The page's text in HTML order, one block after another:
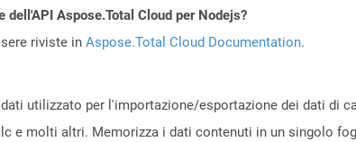
Aspose.Total Cloud per Nodejs?
riviste in Aspose.Total Cloud Documentation.
utilizzato per l'importazione/esportazione dei dati di
e molti altri. Memorizza i dati contenuti in un singolo